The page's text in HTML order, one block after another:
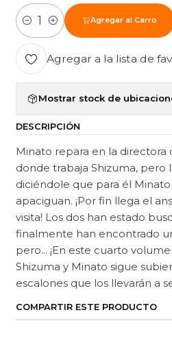
Cantidad
Agregar al Carro
Agregar a la lista de
Mostrar stock de
DESCRIPCIÓN
Minato repara en la directora
donde trabaja Shizuma, pero
diciéndole que para él
apaciguan. ¡Por fin llega el
visita! Los dos han estado
finalmente han encontrado
pero... ¡En este cuarto
Shizuma y Minato sigue
escalones que los llevarán a
COMPARTIR ESTE PRODUCTO